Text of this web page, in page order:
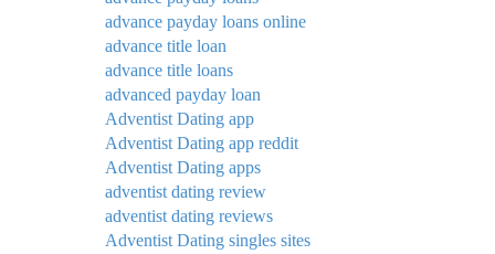
advance payday loans online
advance title loan
advance title loans
advanced payday loan
Adventist Dating app
Adventist Dating app reddit
Adventist Dating apps
adventist dating review
adventist dating reviews
Adventist Dating singles sites